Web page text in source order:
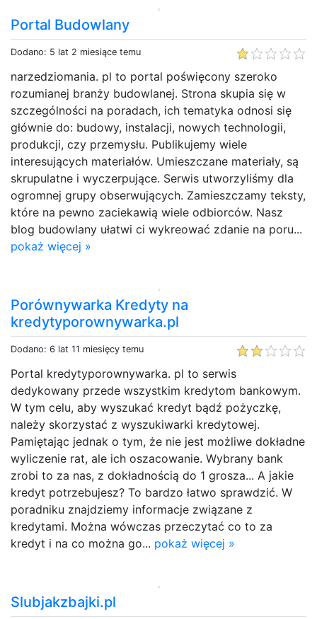
Portal Budowlany
Dodano: 5 lat 2 miesiące temu
narzedziomania. pl to portal poświęcony szeroko
rozumianej branży budowlanej. Strona skupia się w
szczególności na poradach, ich tematyka odnosi się
głównie do: budowy, instalacji, nowych technologii,
produkcji, czy przemysłu. Publikujemy wiele
interesujących materiałów. Umieszczane materiały, są
skrupulatne i wyczerpujące. Serwis utworzyliśmy dla
ogromnej grupy obserwujących. Zamieszczamy teksty,
które na pewno zaciekawią wiele odbiorców. Nasz
blog budowlany ułatwi ci wykreować zdanie na poru...
pokaż więcej »
Porównywarka Kredyty na
kredytyporownywarka.pl
Dodano: 6 lat 11 miesięcy temu
Portal kredytyporownywarka. pl to serwis
dedykowany przede wszystkim kredytom bankowym.
W tym celu, aby wyszukać kredyt bądź pożyczkę,
należy skorzystać z wyszukiwarki kredytowej.
Pamiętając jednak o tym, że nie jest możliwe dokładne
wyliczenie rat, ale ich oszacowanie. Wybrany bank
zrobi to za nas, z dokładnością do 1 grosza... A jakie
kredyt potrzebujesz? To bardzo łatwo sprawdzić. W
poradniku znajdziemy informacje związane z
kredytami. Można wówczas przeczytać co to za
kredyt i na co można go... pokaż więcej »
Slubjakzbajki.pl